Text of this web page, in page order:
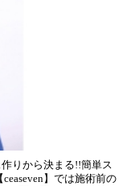
りから決まる!!簡単ス
】では施術前の